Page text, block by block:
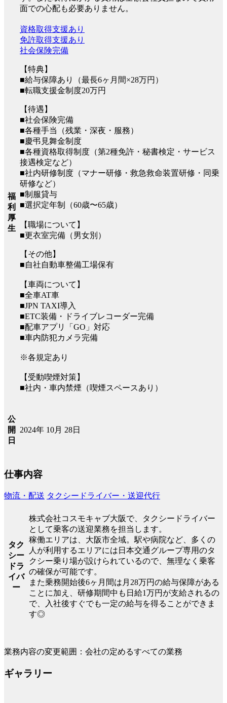
面での心配も必要ありません。
福
利
厚
生
資格取得支援あり
免許取得支援あり
社会保険完備
【特典】
■給与保障あり（最長6ヶ月間×28万円）
■転職支援金制度20万円
【待遇】
■社会保険完備
■各種手当（残業・深夜・服務）
■慶弔見舞金制度
■各種資格取得制度（第2種免許・秘書検定・サービス
接遇検定など）
■社内研修制度（マナー研修・救急救命装置研修・同乗
研修など）
■制服貸与
■選択定年制（60歳〜65歳）
【職場について】
■更衣室完備（男女別）
【その他】
■自社自動車整備工場保有
【車両について】
■全車AT車
■JPN TAXI導入
■ETC装備・ドライブレコーダー完備
■配車アプリ「GO」対応
■車内防犯カメラ完備
※各規定あり
【受動喫煙対策】
■社内・車内禁煙（喫煙スペースあり）
公
開
日
2024年 10月 28日
仕事内容
物流・配送 タクシードライバー・送迎代行
タク
シー
ドラ
イバ
ー
株式会社コスモキャブ大阪で、タクシードライバー
として乗客の送迎業務を担当します。
稼働エリアは、大阪市全域。駅や病院など、多くの
人が利用するエリアには日本交通グループ専用のタ
クシー乗り場が設けられているので、無理なく乗客
の確保が可能です。
また乗務開始後6ヶ月間は月28万円の給与保障がある
ことに加え、研修期間中も日給1万円が支給されるの
で、入社後すぐでも一定の給与を得ることができま
す◎
業務内容の変更範囲：会社の定めるすべての業務
ギャラリー